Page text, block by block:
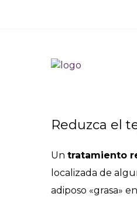
Reduzca el
Un tratamiento
localizada de
adiposo «grasa»